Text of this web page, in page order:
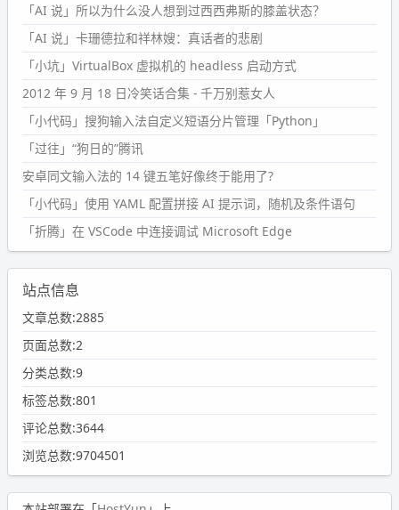
「AI 说」所以为什么没人想到过西西弗斯的膝盖状态？
「AI 说」卡珊德拉和祥林嫂：真话者的悲剧
「小坑」VirtualBox 虚拟机的 headless 启动方式
2012 年 9 月 18 日冷笑话合集 - 千万别惹女人
「小代码」搜狗输入法自定义短语分片管理「Python」
「过往」“狗日的”腾讯
安卓同文输入法的 14 键五笔好像终于能用了?
「小代码」使用 YAML 配置拼接 AI 提示词，随机及条件语句
「折腾」在 VSCode 中连接调试 Microsoft Edge
站点信息
文章总数:2885
页面总数:2
分类总数:9
标签总数:801
评论总数:3644
浏览总数:9704501